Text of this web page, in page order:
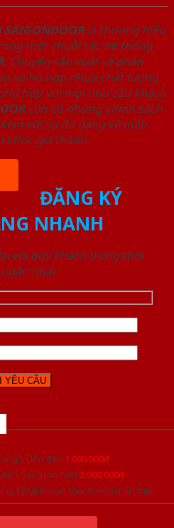
là thương hiệu
một chuỗi các hệ thống
. Chuyên sản xuất và phân
và hỗ hợp nhựa chất lượng
hợp với mọi nhu cầu khách
còn có những chính sách
với sự đa dạng về mẫu
khúc giá thành.
ĐĂNG KÝ
NHANH
với quý khách trong thời
nhất
trí lên đến 1.000.000đ
đơn hàng lớn hơn 3.000.000đ
ký tài khoản thành viên thân thiết